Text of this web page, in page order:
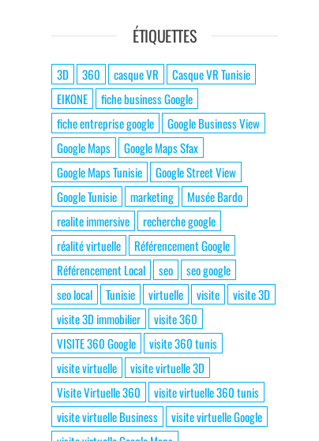
ÉTIQUETTES
3D 360 casque VR
Casque VR Tunisie
EIKONE
fiche business Google
fiche entreprise google
Google Business View
Google Maps
Google Maps Sfax
Google Maps Tunisie
Google Street View
Google Tunisie
marketing
Musée Bardo
realite immersive
recherche google
réalité virtuelle
Référencement Google
Référencement Local
seo
seo google
seo local
Tunisie virtuelle visite
visite 3D
visite 3D immobilier
visite 360
VISITE 360 Google
visite 360 tunis
visite virtuelle
visite virtuelle 3D
Visite Virtuelle 360
visite virtuelle 360 tunis
visite virtuelle Business
visite virtuelle Google